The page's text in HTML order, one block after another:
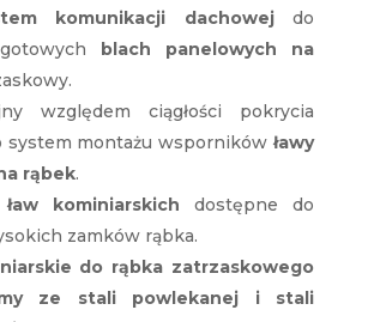
komunikacji dachowejdo
blach panelowych
na
względem ciągłości pokrycia
system montażu wspornikówławy
rąbek.
kominiarskich dostępne do
zamków rąbka.
do rąbka zatrzaskowego
ze stali powlekanej i stali